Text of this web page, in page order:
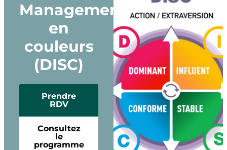
Management
en
couleurs
(DISC)
Prendre
RDV
Consultez
le
programme